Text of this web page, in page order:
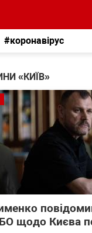
#коронавірус
«КИЇВ»
щодо Києва